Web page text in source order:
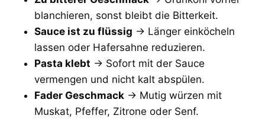
blanchieren, sonst bleibt die Bitterkeit.
Sauce ist zu flüssig → Länger einköcheln
lassen oder Hafersahne reduzieren.
Pasta klebt → Sofort mit der Sauce
vermengen und nicht kalt abspülen.
Fader Geschmack → Mutig würzen mit
Muskat, Pfeffer, Zitrone oder Senf.